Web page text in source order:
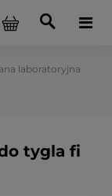
laboratoryjna
tygla fi